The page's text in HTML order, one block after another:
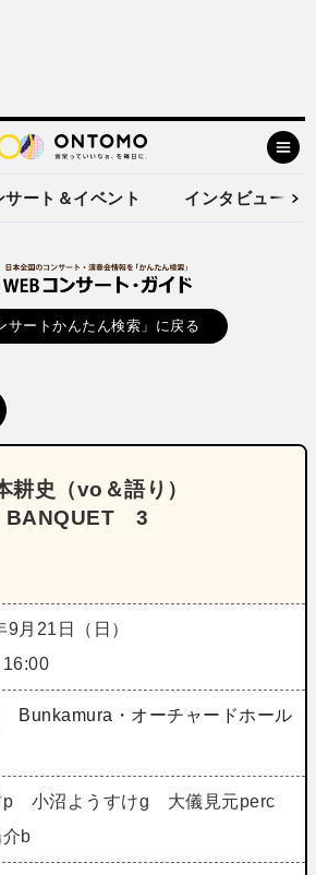
サート＆イベント インタビュー
サートかんたん検索」に戻る
耕史（vo＆語り）
3
9月21日（日）
16:00
Bunkamura・オーチャードホール
p 小沼ようすけg 大儀見元perc
介b